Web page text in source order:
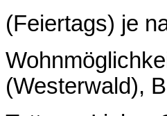
(Feiertags) je
(Westerwald),